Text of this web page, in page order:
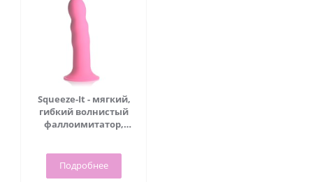
Squeeze-It - мягкий,
гибкий волнистый
фаллоимитатор,
Подробнее